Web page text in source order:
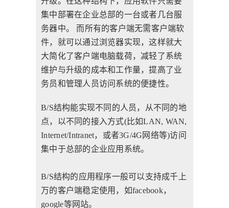
集中部署在企业总部的一台或者几台服
务器中。 而所有的客户端无需客户端软
件，就可以通过浏览器实现，这样就大
大简化了客户端电脑载荷，减轻了系统
维护与升级的成本和工作量，提高了业
务员和管理人员访问系统的便捷性。
B/S结构能实现不同的人员，从不同的地
点，以不同的接入方式(比如LAN, WAN,
Internet/Intranet，或者3G/4G网络等)访问
集中于总部的企业应用系统。
B/S结构的应用程序一般可以支持成千上
万的客户端稳定使用，如facebook，
google等网站。